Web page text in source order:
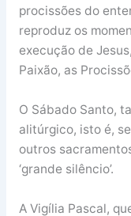
procissões do
reproduz os
execução de
Paixão, as
O Sábado Santo,
alitúrgico, isto é,
outros
‘grande silêncio’.
A Vigília Pascal,